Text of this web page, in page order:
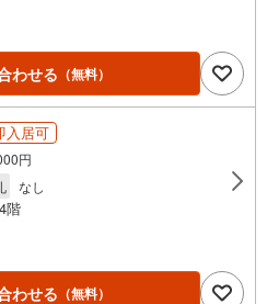
わせる （無料）
入居可
円
なし
4階
わせる （無料）